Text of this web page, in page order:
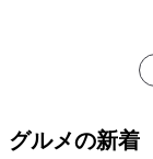
グルメの新着